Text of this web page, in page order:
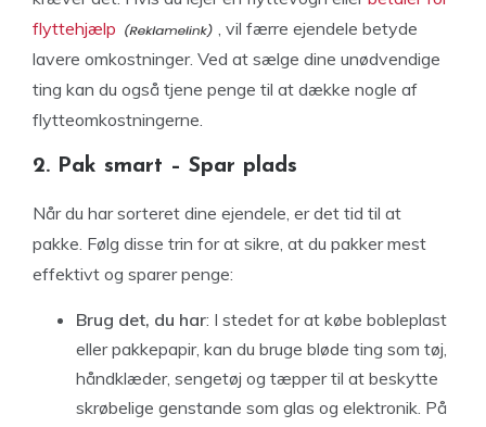
flyttehjælp
, vil færre ejendele betyde
lavere omkostninger. Ved at sælge dine unødvendige
ting kan du også tjene penge til at dække nogle af
flytteomkostningerne.
2. Pak smart – Spar plads
Når du har sorteret dine ejendele, er det tid til at
pakke. Følg disse trin for at sikre, at du pakker mest
effektivt og sparer penge:
Brug det, du har: I stedet for at købe bobleplast
eller pakkepapir, kan du bruge bløde ting som tøj,
håndklæder, sengetøj og tæpper til at beskytte
skrøbelige genstande som glas og elektronik. På